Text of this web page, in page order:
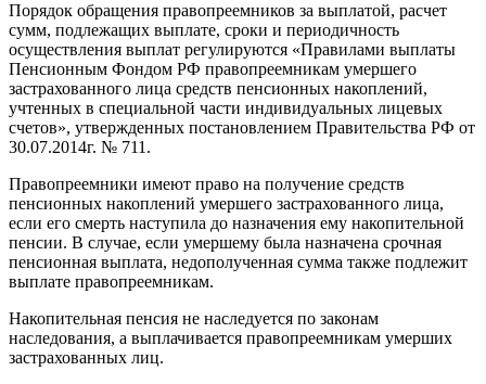
Порядок обращения правопреемников за выплатой, расчет
сумм, подлежащих выплате, сроки и периодичность
осуществления выплат регулируются «Правилами выплаты
Пенсионным Фондом РФ правопреемникам умершего
застрахованного лица средств пенсионных накоплений,
учтенных в специальной части индивидуальных лицевых
счетов», утвержденных постановлением Правительства РФ от
30.07.2014г. № 711.
Правопреемники имеют право на получение средств
пенсионных накоплений умершего застрахованного лица,
если его смерть наступила до назначения ему накопительной
пенсии. В случае, если умершему была назначена срочная
пенсионная выплата, недополученная сумма также подлежит
выплате правопреемникам.
Накопительная пенсия не наследуется по законам
наследования, а выплачивается правопреемникам умерших
застрахованных лиц.